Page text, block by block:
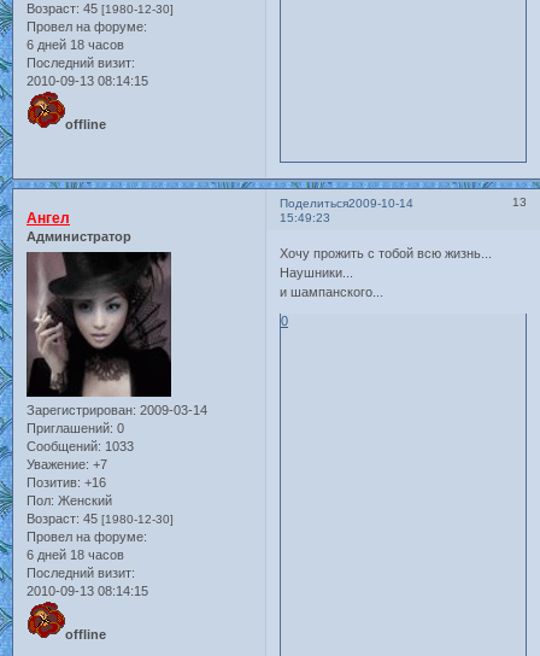
Возраст: 45 [1980-12-30]
Провел на форуме:
6 дней 18 часов
Последний визит:
2010-09-13 08:14:15
offline
Поделиться 13
2009-10-14
15:49:23
Ангел
Администратор
Зарегистрирован: 2009-03-14
Приглашений: 0
Сообщений: 1033
Уважение: +7
Позитив: +16
Пол: Женский
Возраст: 45 [1980-12-30]
Провел на форуме:
6 дней 18 часов
Последний визит:
2010-09-13 08:14:15
offline
Хочу прожить с тобой всю жизнь...
Наушники...
и шампанского...
0